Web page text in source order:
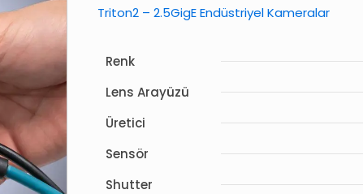
Triton2 – 2.5GigE Endüstriyel Kameralar
Renk
Lens Arayüzü
Üretici
Sensör
Shutter